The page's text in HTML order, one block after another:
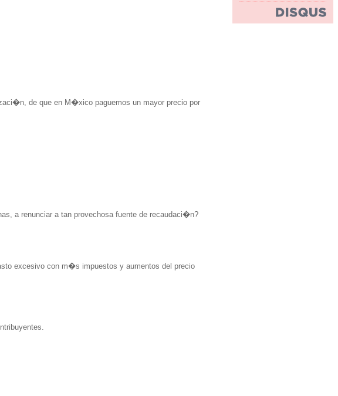
de que en M�xico paguemos un mayor precio por
a renunciar a tan provechosa fuente de recaudaci�n?
excesivo con m�s impuestos y aumentos del precio